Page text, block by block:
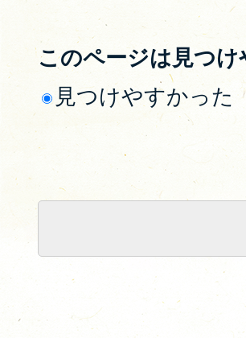
このページは見つ
見つけやすかった